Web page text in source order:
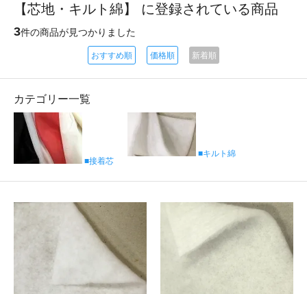
【芯地・キルト綿】 に登録されている商品
3件の商品が見つかりました
おすすめ順 価格順 新着順
カテゴリー一覧
■接着芯
■キルト綿